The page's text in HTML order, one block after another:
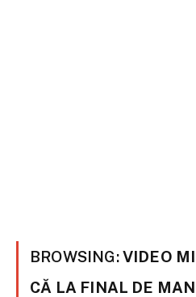
BROWSING:VIDEO
CĂ LA FINAL DE